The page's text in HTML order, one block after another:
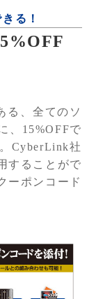
る！
る、全てのソ
、15%OFFで
CyberLink社
することがで
ーポンコード